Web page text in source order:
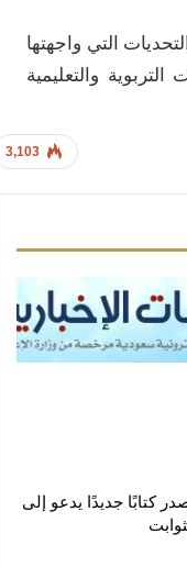
التي واجهتها
والتعليمية
3,103
كتابًا جديدًا يدعو إلى